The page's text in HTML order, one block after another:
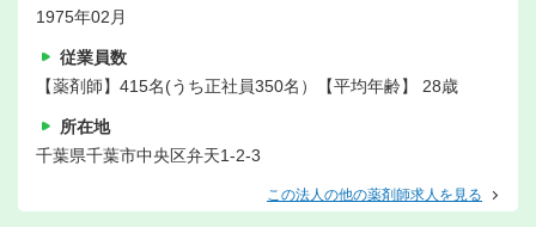
1975年02月
従業員数
【薬剤師】415名(うち正社員350名）【平均年齢】 28歳
所在地
千葉県千葉市中央区弁天1-2-3
この法人の他の薬剤師求人を見る